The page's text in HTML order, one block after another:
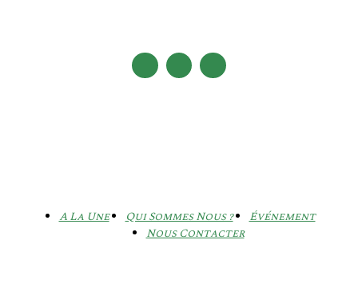
A La Une Qui Sommes Nous ?
Événement
Nous Contacter